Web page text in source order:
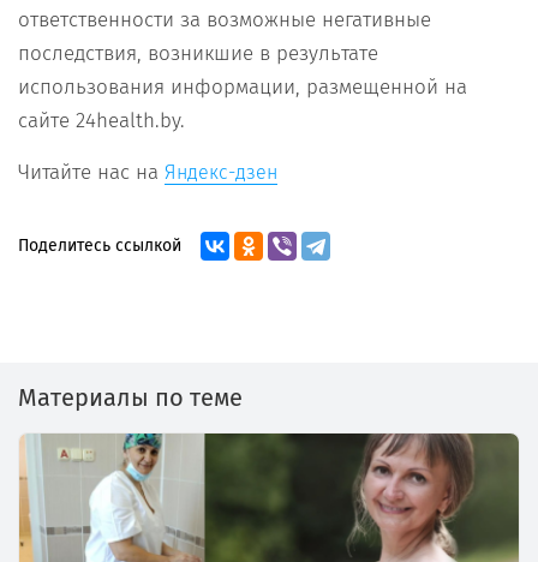
ответственности за возможные негативные
последствия, возникшие в результате
использования информации, размещенной на
сайте 24health.by.
Читайте нас на Яндекс-дзен
Поделитесь ссылкой
Материалы по теме